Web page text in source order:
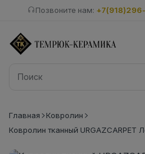
Позвоните нам:
Главная
Ковролин
Ковролин тканный URGAZCARPET